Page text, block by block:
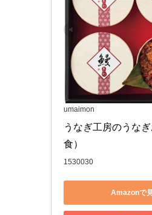
umaimon
うなぎ工房のうな
食）
1530030
Amazonで